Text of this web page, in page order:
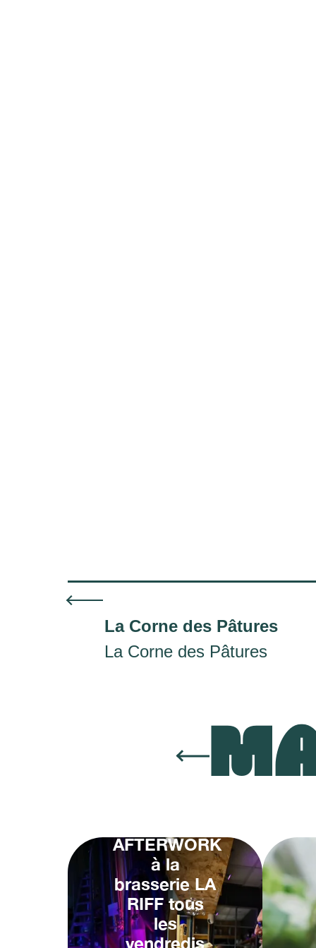
La Corne des Pâtures
La Corne des Pâtures
AFTERWORK
à la
brasserie LA
RIFF tous
les
vendredis